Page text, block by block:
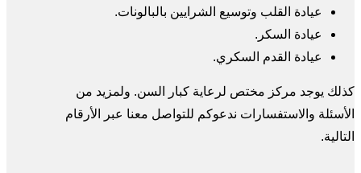
عيادة القلب وتوسيع الشرايين بالبالونات.
عيادة السكر.
عيادة القدم السكري.
كذلك يوجد مركز مختص لرعاية كبار السن. ولمزيد من
الأسئلة والاستفسارات ندعوكم للتواصل معنا عبر الأرقام
التالية.